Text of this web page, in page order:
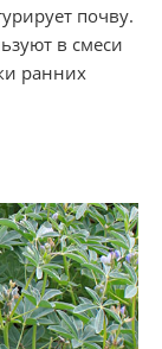
почву.
в смеси
ранних